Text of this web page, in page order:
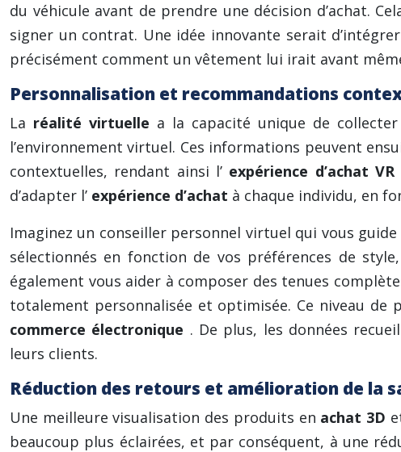
du véhicule avant de prendre une décision d’achat.
signer un contrat. Une idée innovante serait
précisément comment un vêtement lui irait avant
Personnalisation et recommandations
La réalité virtuelle a la capacité unique de
l’environnement virtuel. Ces informations peuvent
contextuelles, rendant ainsi l’ expérience d’achat VR
d’adapter l’ expérience d’achat à chaque individu, en
Imaginez un conseiller personnel virtuel qui vous
sélectionnés en fonction de vos préférences de
également vous aider à composer des tenues
totalement personnalisée et optimisée. Ce niveau
commerce électronique . De plus, les données
leurs clients.
Réduction des retours et amélioration de la
Une meilleure visualisation des produits en achat 3D
beaucoup plus éclairées, et par conséquent, à une